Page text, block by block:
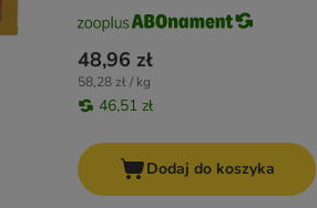
48,96 zł
58,28 zł / kg
46,51 zł
Dodaj do koszyka